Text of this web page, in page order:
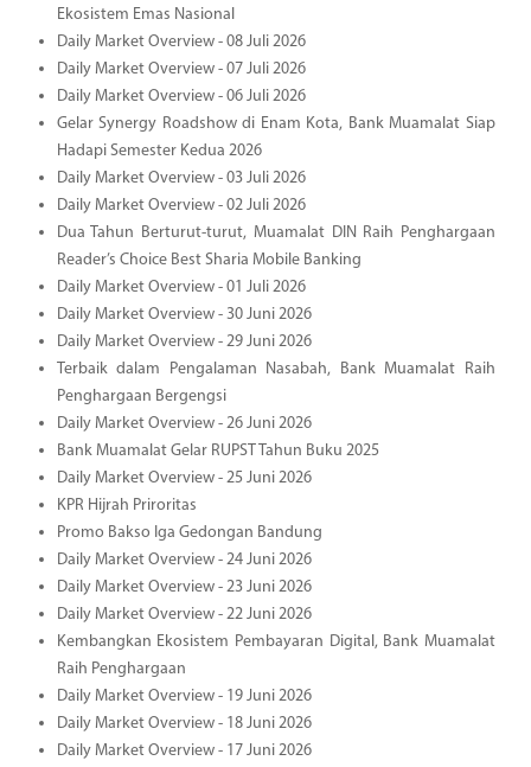
Ekosistem Emas Nasional
Daily Market Overview - 08 Juli 2026
Daily Market Overview - 07 Juli 2026
Daily Market Overview - 06 Juli 2026
Gelar Synergy Roadshow di Enam Kota, Bank Muamalat Siap
Hadapi Semester Kedua 2026
Daily Market Overview - 03 Juli 2026
Daily Market Overview - 02 Juli 2026
Dua Tahun Berturut-turut, Muamalat DIN Raih Penghargaan
Reader’s Choice Best Sharia Mobile Banking
Daily Market Overview - 01 Juli 2026
Daily Market Overview - 30 Juni 2026
Daily Market Overview - 29 Juni 2026
Terbaik dalam Pengalaman Nasabah, Bank Muamalat Raih
Penghargaan Bergengsi
Daily Market Overview - 26 Juni 2026
Bank Muamalat Gelar RUPST Tahun Buku 2025
Daily Market Overview - 25 Juni 2026
KPR Hijrah Priroritas
Promo Bakso Iga Gedongan Bandung
Daily Market Overview - 24 Juni 2026
Daily Market Overview - 23 Juni 2026
Daily Market Overview - 22 Juni 2026
Kembangkan Ekosistem Pembayaran Digital, Bank Muamalat
Raih Penghargaan
Daily Market Overview - 19 Juni 2026
Daily Market Overview - 18 Juni 2026
Daily Market Overview - 17 Juni 2026